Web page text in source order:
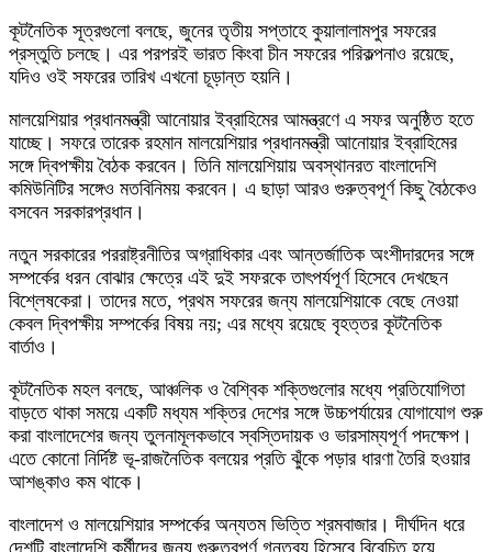
কূটনৈতিক সূত্রগুলো বলছে, জুনের তৃতীয় সপ্তাহে কুয়ালালামপুর সফরের
প্রস্তুতি চলছে। এর পরপরই ভারত কিংবা চীন সফরের পরিকল্পনাও রয়েছে,
যদিও ওই সফরের তারিখ এখনো চূড়ান্ত হয়নি।
মালয়েশিয়ার প্রধানমন্ত্রী আনোয়ার ইব্রাহিমের আমন্ত্রণে এ সফর অনুষ্ঠিত হতে
যাচ্ছে। সফরে তারেক রহমান মালয়েশিয়ার প্রধানমন্ত্রী আনোয়ার ইব্রাহিমের
সঙ্গে দ্বিপক্ষীয় বৈঠক করবেন। তিনি মালয়েশিয়ায় অবস্থানরত বাংলাদেশি
কমিউনিটির সঙ্গেও মতবিনিময় করবেন। এ ছাড়া আরও গুরুত্বপূর্ণ কিছু বৈঠকেও
বসবেন সরকারপ্রধান।
নতুন সরকারের পররাষ্ট্রনীতির অগ্রাধিকার এবং আন্তর্জাতিক অংশীদারদের সঙ্গে
সম্পর্কের ধরন বোঝার ক্ষেত্রে এই দুই সফরকে তাৎপর্যপূর্ণ হিসেবে দেখছেন
বিশ্লেষকেরা। তাদের মতে, প্রথম সফরের জন্য মালয়েশিয়াকে বেছে নেওয়া
কেবল দ্বিপক্ষীয় সম্পর্কের বিষয় নয়; এর মধ্যে রয়েছে বৃহত্তর কূটনৈতিক
বার্তাও।
কূটনৈতিক মহল বলছে, আঞ্চলিক ও বৈশ্বিক শক্তিগুলোর মধ্যে প্রতিযোগিতা
বাড়তে থাকা সময়ে একটি মধ্যম শক্তির দেশের সঙ্গে উচ্চপর্যায়ের যোগাযোগ শুরু
করা বাংলাদেশের জন্য তুলনামূলকভাবে স্বস্তিদায়ক ও ভারসাম্যপূর্ণ পদক্ষেপ।
এতে কোনো নির্দিষ্ট ভূ-রাজনৈতিক বলয়ের প্রতি ঝুঁকে পড়ার ধারণা তৈরি হওয়ার
আশঙ্কাও কম থাকে।
বাংলাদেশ ও মালয়েশিয়ার সম্পর্কের অন্যতম ভিত্তি শ্রমবাজার। দীর্ঘদিন ধরে
দেশটি বাংলাদেশি কর্মীদের জন্য গুরুত্বপূর্ণ গন্তব্য হিসেবে বিবেচিত হয়ে